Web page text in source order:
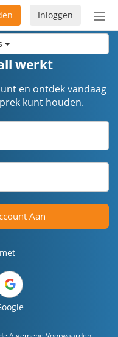
Inloggen
werkt
en ontdek vandaag
kunt houden.
Aan